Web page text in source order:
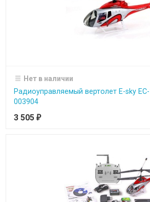
Нет в наличии
Радиоуправляемый вертолет E-sky
003904
3 505 ₽